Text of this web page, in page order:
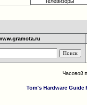
Часовой
Tom's Hardware Guide